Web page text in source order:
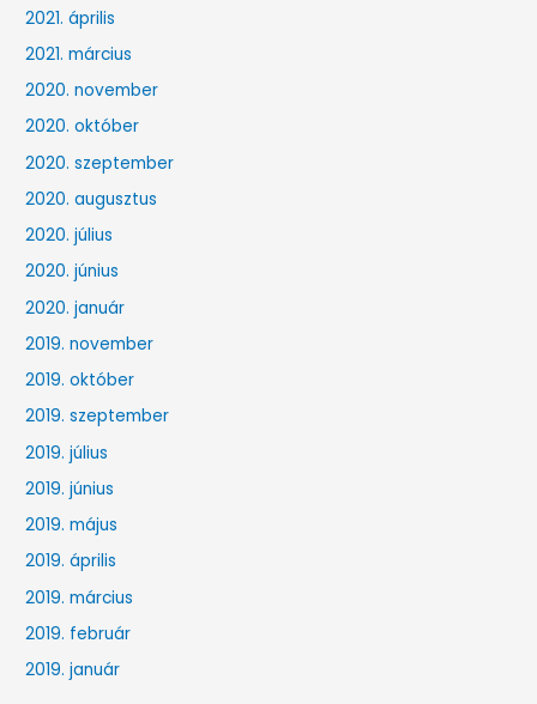
2021. április
2021. március
2020. november
2020. október
2020. szeptember
2020. augusztus
2020. július
2020. június
2020. január
2019. november
2019. október
2019. szeptember
2019. július
2019. június
2019. május
2019. április
2019. március
2019. február
2019. január